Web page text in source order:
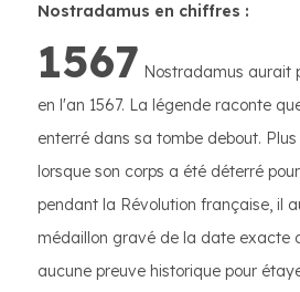
Nostradamus en chiffres :
1567 Nostradamus aurait
en l'an 1567. La légende raconte
enterré dans sa tombe debout.
lorsque son corps a été déterré
pendant la Révolution française, il
médaillon gravé de la date exacte
aucune preuve historique pour